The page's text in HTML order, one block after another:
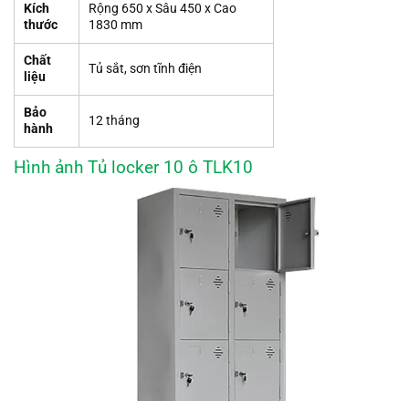
Kích
thước
Rộng 650 x Sâu 450 x Cao
1830 mm
Chất
liệu
Tủ sắt, sơn tĩnh điện
Bảo
hành
12 tháng
Hình ảnh Tủ locker 10 ô TLK10